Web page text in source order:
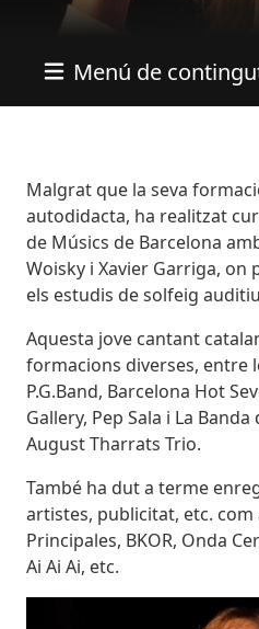
Menú de
Bio
Malgrat que la seva
autodidacta, ha realitzat
de Músics de Barcelona
Woisky i Xavier Garriga, on
els estudis de solfeig
Aquesta jove cantant
formacions diverses, entre
P.G.Band, Barcelona Hot
Gallery, Pep Sala i La
August Tharrats Trio.
També ha dut a terme
artistes, publicitat, etc. com
Principales, BKOR, Onda
Ai Ai Ai, etc.